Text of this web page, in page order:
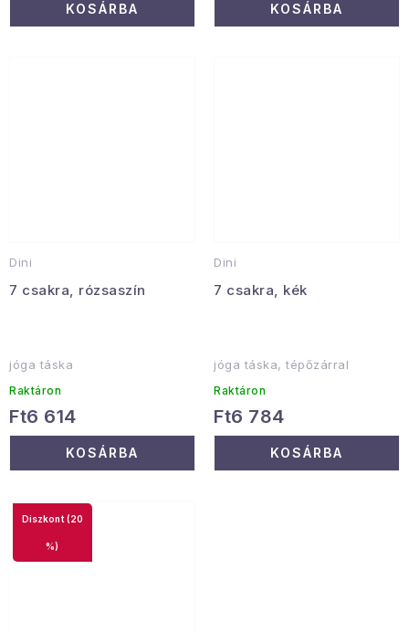
KOSÁRBA KOSÁRBA
Dini
7 csakra, rózsaszín
jóga táska
Raktáron
Ft6 614
KOSÁRBA
Dini
7 csakra, kék
jóga táska, tépőzárral
Raktáron
Ft6 784
KOSÁRBA
(20
%)